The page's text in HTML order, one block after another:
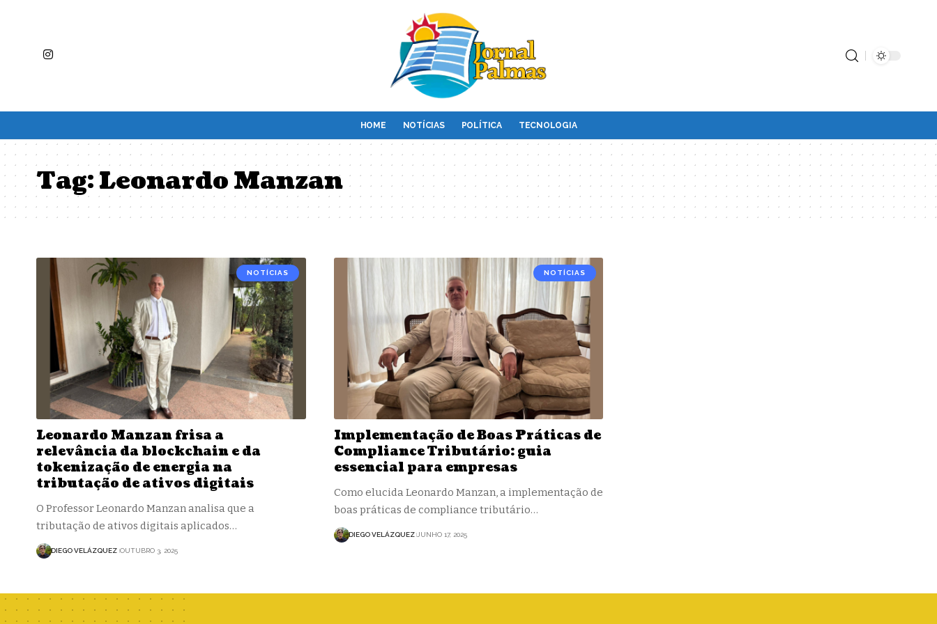
HOME NOTÍCIAS POLÍTICA TECNOLOGIA
Tag:Leonardo Manzan
NOTÍCIAS
Leonardo Manzan frisa a
relevância da blockchain e da
tokenização de energia na
tributação de ativos digitais
O Professor Leonardo Manzan analisa que a
tributação de ativos digitais aplicados…
DIEGO VELÁZQUEZ OUTUBRO 3, 2025
NOTÍCIAS
Implementação de Boas Práticas de
Compliance Tributário: guia
essencial para empresas
Como elucida Leonardo Manzan, a implementação de
boas práticas de compliance tributário…
DIEGO VELÁZQUEZ JUNHO 17, 2025